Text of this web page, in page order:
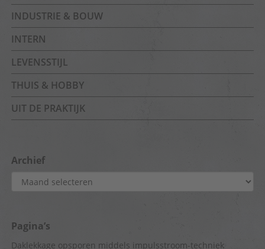
INDUSTRIE & BOUW
INTERN
LEVENSSTIJL
THUIS & HOBBY
UIT DE PRAKTIJK
Archief
Archief
Pagina’s
Daklekkage opsporen middels impulsstroom-techniek